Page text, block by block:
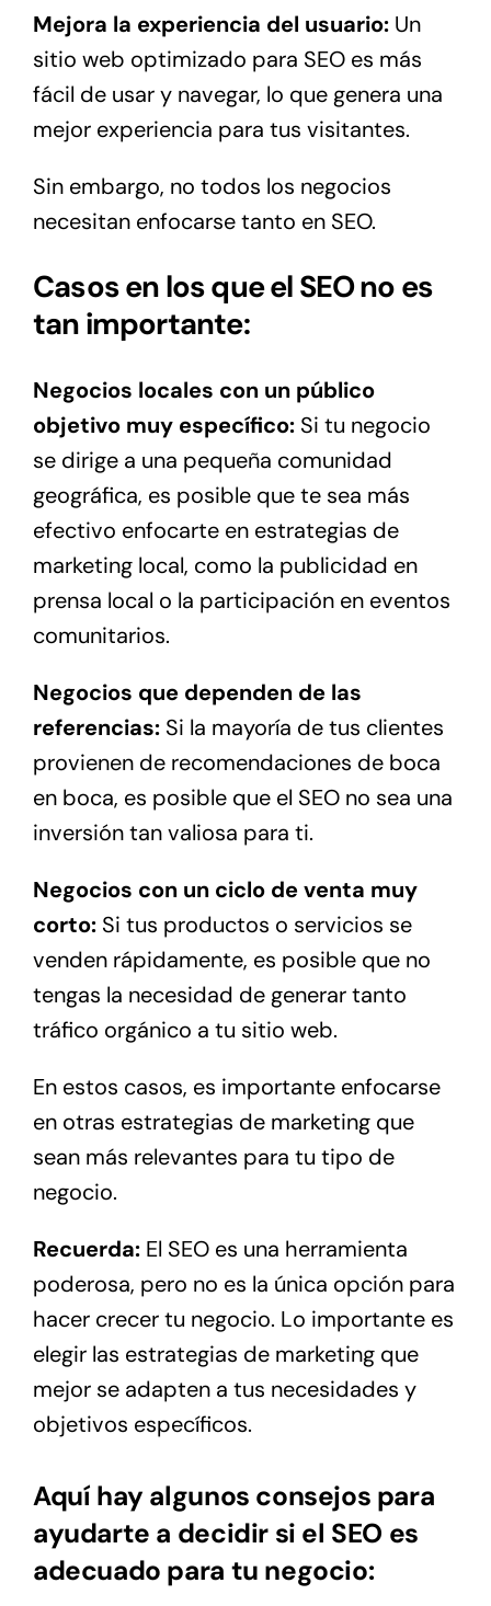
Mejora la experiencia del usuario:Un
sitio web optimizado para SEO es más
fácil de usar y navegar, lo que genera una
mejor experiencia para tus visitantes.
Sin embargo, no todos los negocios
necesitan enfocarse tanto en SEO.
Casos en los que el SEO no es
tan importante:
Negocios locales con un público
objetivo muy específico:Si tu negocio
se dirige a una pequeña comunidad
geográfica, es posible que te sea más
efectivo enfocarte en estrategias de
marketing local, como la publicidad en
prensa local o la participación en eventos
comunitarios.
Negocios que dependen de las
referencias:Si la mayoría de tus clientes
provienen de recomendaciones de boca
en boca, es posible que el SEO no sea una
inversión tan valiosa para ti.
Negocios con un ciclo de venta muy
corto:Si tus productos o servicios se
venden rápidamente, es posible que no
tengas la necesidad de generar tanto
tráfico orgánico a tu sitio web.
En estos casos, es importante enfocarse
en otras estrategias de marketing que
sean más relevantes para tu tipo de
negocio.
Recuerda:El SEO es una herramienta
poderosa, pero no es la única opción para
hacer crecer tu negocio. Lo importante es
elegir las estrategias de marketing que
mejor se adapten a tus necesidades y
objetivos específicos.
Aquí hay algunos consejos para
ayudarte a decidir si el SEO es
adecuado para tu negocio: